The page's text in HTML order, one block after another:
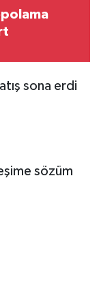
sona erdi
sözüm